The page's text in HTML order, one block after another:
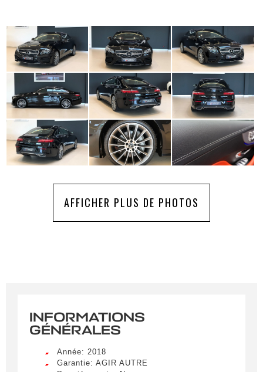
AFFICHER PLUS DE PHOTOS
INFORMATIONS
GÉNÉRALES
Année: 2018
Garantie: AGIR AUTRE